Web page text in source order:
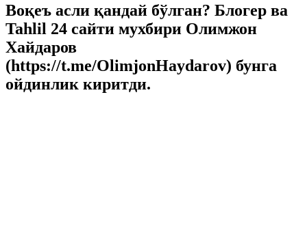
Воқеъ асли қандай бўлган? Блогер ва
Tahlil 24 сайти мухбири Олимжон
Хайдаров
(https://t.me/OlimjonHaydarov) бунга
ойдинлик киритди.